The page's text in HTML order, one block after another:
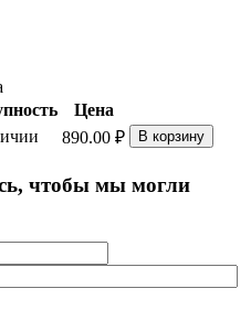
Цена
890.00 ₽ В корзину
чтобы мы могли